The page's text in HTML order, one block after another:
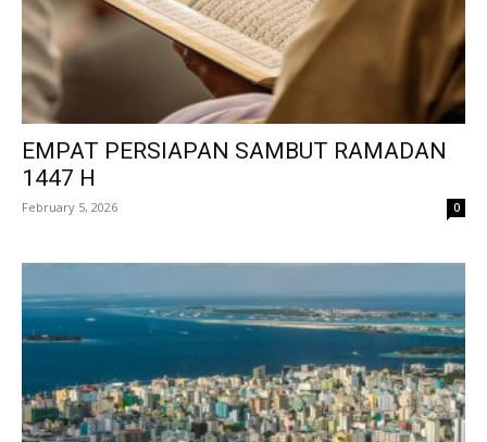
EMPAT PERSIAPAN SAMBUT RAMADAN
1447 H
February 5, 2026 0